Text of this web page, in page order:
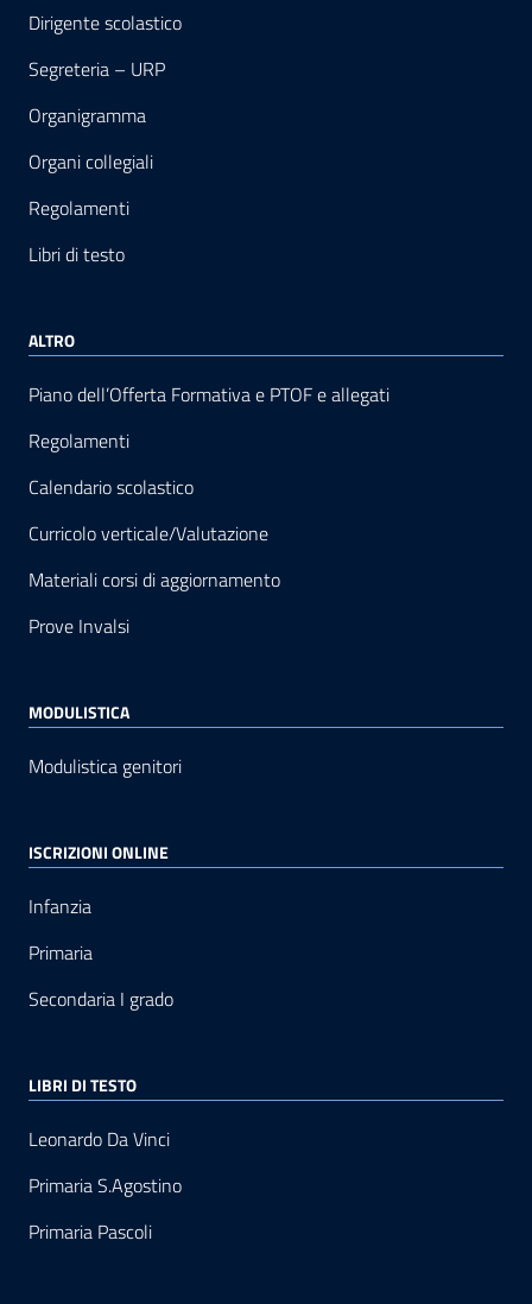
Dirigente scolastico
Segreteria – URP
Organigramma
Organi collegiali
Regolamenti
Libri di testo
ALTRO
Piano dell’Offerta Formativa e PTOF e allegati
Regolamenti
Calendario scolastico
Curricolo verticale/Valutazione
Materiali corsi di aggiornamento
Prove Invalsi
MODULISTICA
Modulistica genitori
ISCRIZIONI ONLINE
Infanzia
Primaria
Secondaria I grado
LIBRI DI TESTO
Leonardo Da Vinci
Primaria S.Agostino
Primaria Pascoli